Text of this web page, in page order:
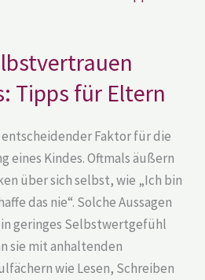
Tipps für Eltern
Faktor für die
eines Kindes. Oftmals äußern
über sich selbst, wie „Ich bin
das nie“. Solche Aussagen
geringes Selbstwertgefühl
sie mit anhaltenden
wie Lesen, Schreiben